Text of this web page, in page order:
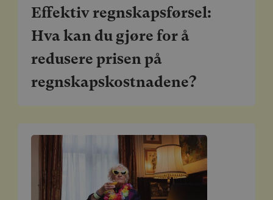
Effektiv regnskapsførsel:
Hva kan du gjøre for å
redusere prisen på
regnskapskostnadene?